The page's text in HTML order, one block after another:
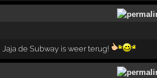
Jaja de Subway is weer terug!